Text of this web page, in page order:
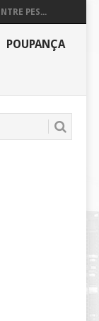
PES...
POUPANÇA